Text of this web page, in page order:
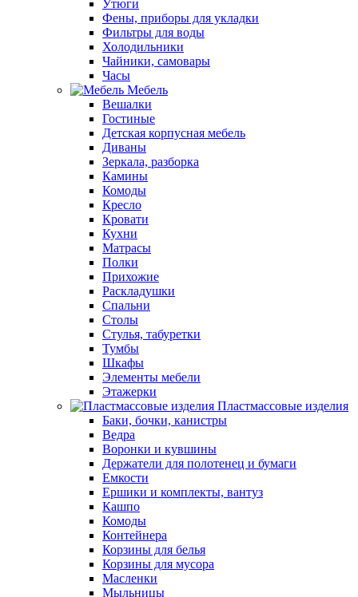
Утюги
Фены, приборы для укладки
Фильтры для воды
Холодильники
Чайники, самовары
Часы
Мебель
Вешалки
Гостиные
Детская корпусная мебель
Диваны
Зеркала, разборка
Камины
Комоды
Кресло
Кровати
Кухни
Матрасы
Полки
Прихожие
Раскладушки
Спальни
Столы
Стулья, табуретки
Тумбы
Шкафы
Элементы мебели
Этажерки
Пластмассовые изделия
Баки, бочки, канистры
Ведра
Воронки и кувшины
Держатели для полотенец и бумаги
Емкости
Ершики и комплекты, вантуз
Кашпо
Комоды
Контейнера
Корзины для белья
Корзины для мусора
Масленки
Мыльницы